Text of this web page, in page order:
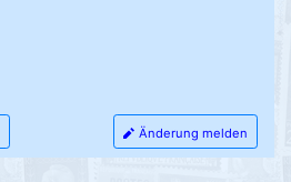
Änderung melden